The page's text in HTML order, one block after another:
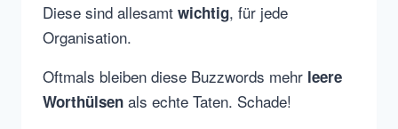
Diese sind allesamt wichtig, für jede
Organisation.
Oftmals bleiben diese Buzzwords mehr leere
Worthülsen als echte Taten. Schade!